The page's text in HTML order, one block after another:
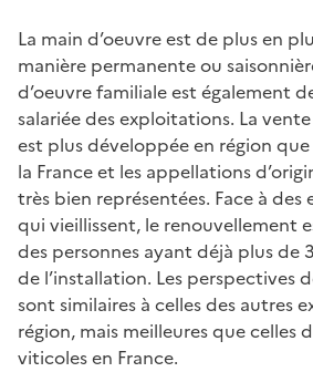
La main d’oeuvre est de plus en
manière permanente ou
d’oeuvre familiale est également
salariée des exploitations. La
est plus développée en région que
la France et les appellations
très bien représentées. Face à
qui vieillissent, le renouvellement
des personnes ayant déjà plus de
de l’installation. Les perspectives
sont similaires à celles des autres
région, mais meilleures que celles
viticoles en France.